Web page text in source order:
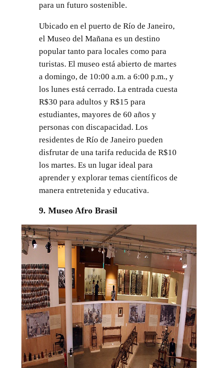
para un futuro sostenible.
Ubicado en el puerto de Río de Janeiro,
el Museo del Mañana es un destino
popular tanto para locales como para
turistas. El museo está abierto de martes
a domingo, de 10:00 a.m. a 6:00 p.m., y
los lunes está cerrado. La entrada cuesta
R$30 para adultos y R$15 para
estudiantes, mayores de 60 años y
personas con discapacidad. Los
residentes de Río de Janeiro pueden
disfrutar de una tarifa reducida de R$10
los martes. Es un lugar ideal para
aprender y explorar temas científicos de
manera entretenida y educativa.
9. Museo Afro Brasil